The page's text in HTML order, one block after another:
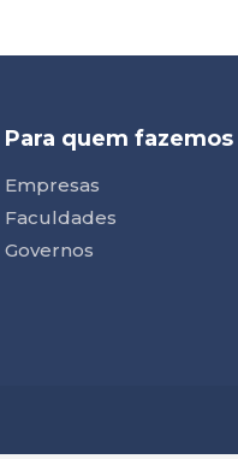
Para quem fazemos
Empresas
Faculdades
Governos